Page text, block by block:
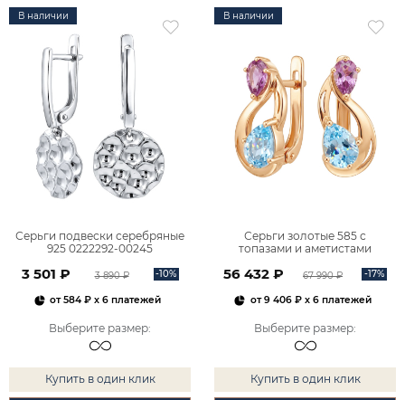
В наличии
Серьги подвески серебряные
925 0222292-00245
3 501 ₽ 3 890 ₽ -10%
от584 ₽ x 6 платежей
Выберите размер:
Купить в один клик
В наличии
Серьги золотые 585 с
топазами и аметистами
56 432 ₽ 67 990 ₽ -17%
от9 406 ₽x 6 платежей
Выберите размер:
Купить в один клик